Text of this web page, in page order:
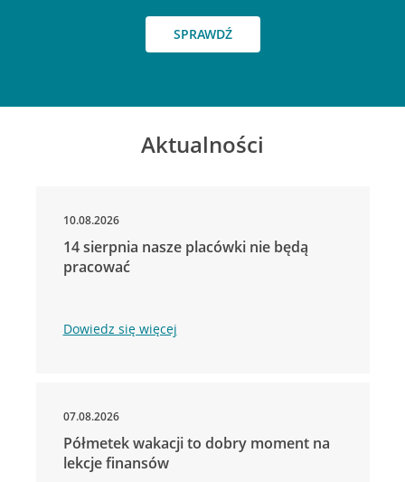
SPRAWDŹ
Aktualności
10.08.2026
14 sierpnia nasze placówki nie będą
pracować
Dowiedz się więcej
07.08.2026
Półmetek wakacji to dobry moment na
lekcje finansów